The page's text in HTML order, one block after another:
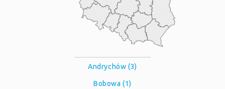
Andrychów (3)
Bobowa (1)